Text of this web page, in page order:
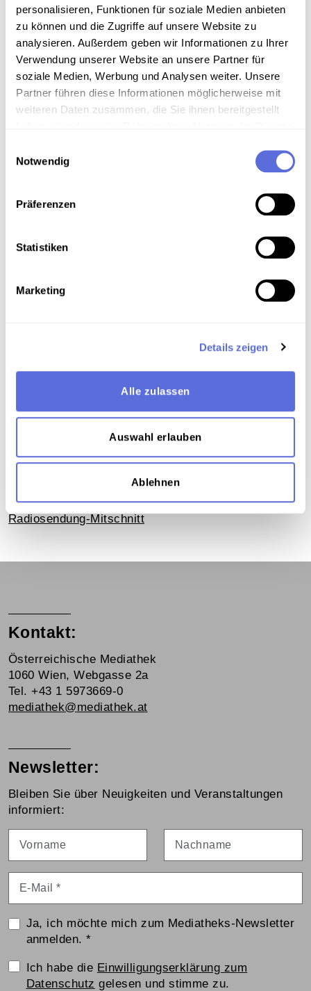
personalisieren, Funktionen für soziale Medien anbieten
zu können und die Zugriffe auf unsere Website zu
analysieren. Außerdem geben wir Informationen zu Ihrer
Verwendung unserer Website an unsere Partner für
soziale Medien, Werbung und Analysen weiter. Unsere
Partner führen diese Informationen möglicherweise mit
weiteren Daten zusammen, die Sie ihnen bereitgestellt
Notwendig
Präferenzen
Statistiken
Marketing
Details zeigen
Alle zulassen
Auswahl erlauben
Ablehnen
Typ audio
Sprache Deutsch
Rechte
Mit freundlicher Genehmigung:
ORF
Signatur Österreichische Mediathek,
Nachrichten
Verortung in der digitalen Sammlung
Radiosendung-Mitschnitt
Kontakt:
Österreichische Mediathek
1060 Wien, Webgasse 2a
Tel. +43 1 5973669-0
mediathek@mediathek.at
Newsletter:
Bleiben Sie über Neuigkeiten und Veranstaltungen
informiert:
Ja, ich möchte mich zum Mediatheks-Newsletter
anmelden.*
Einwilligungserklärung
Ich habe die Einwilligungserklärung zum
Datenschutz gelesen und stimme zu.